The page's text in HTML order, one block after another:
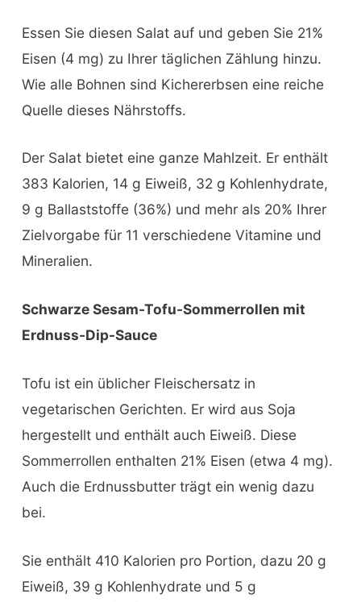
Essen Sie diesen Salat auf und geben Sie 21%
Eisen (4 mg) zu Ihrer täglichen Zählung hinzu.
Wie alle Bohnen sind Kichererbsen eine reiche
Quelle dieses Nährstoffs.
Der Salat bietet eine ganze Mahlzeit. Er enthält
383 Kalorien, 14 g Eiweiß, 32 g Kohlenhydrate,
9 g Ballaststoffe (36%) und mehr als 20% Ihrer
Zielvorgabe für 11 verschiedene Vitamine und
Mineralien.
Schwarze Sesam-Tofu-Sommerrollen mit
Erdnuss-Dip-Sauce
Tofu ist ein üblicher Fleischersatz in
vegetarischen Gerichten. Er wird aus Soja
hergestellt und enthält auch Eiweiß. Diese
Sommerrollen enthalten 21% Eisen (etwa 4 mg).
Auch die Erdnussbutter trägt ein wenig dazu
bei.
Sie enthält 410 Kalorien pro Portion, dazu 20 g
Eiweiß, 39 g Kohlenhydrate und 5 g